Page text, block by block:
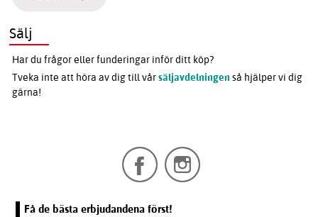
Sälj
Har du frågor eller funderingar inför ditt köp?
Tveka inte att höra av dig till vårsäljavdelningen så hjälper vi dig
gärna!
Få de bästa erbjudandena först!